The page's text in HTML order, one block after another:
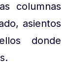
columnas
asientos
donde